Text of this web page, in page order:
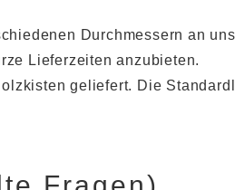
Durchmessern an
Lieferzeiten anzubieten.
geliefert. Die